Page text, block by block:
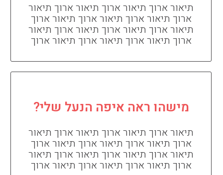
תיאור ארוך תיאור ארוך תיאור ארוך תיאור
ארוך תיאור ארוך תיאור ארוך תיאור ארוך
תיאור ארוך תיאור ארוך תיאור ארוך תיאור
ארוך תיאור ארוך תיאור ארוך תיאור ארוך
מישהו ראה איפה הנעל שלי?
תיאור ארוך תיאור ארוך תיאור ארוך תיאור
ארוך תיאור ארוך תיאור ארוך תיאור ארוך
תיאור ארוך תיאור ארוך תיאור ארוך תיאור
ארוך תיאור ארוך תיאור ארוך תיאור ארוך